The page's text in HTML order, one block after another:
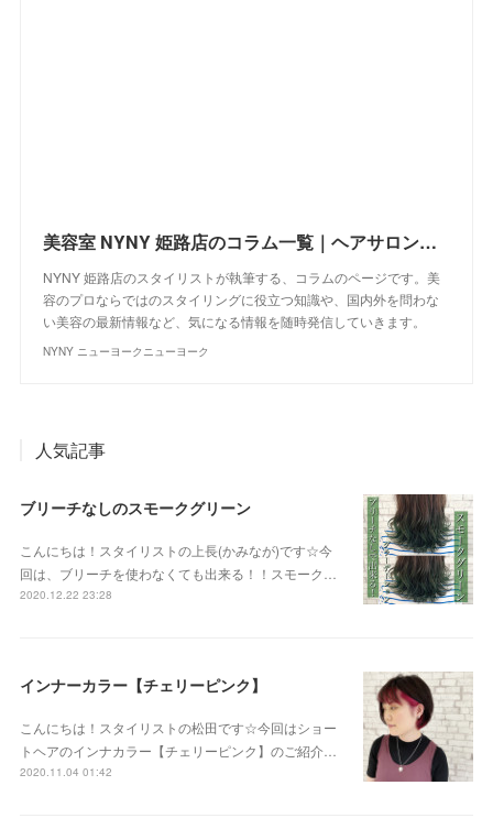
美容室 NYNY 姫路店のコラム一覧｜ヘアサロン・美容院｜ニューヨークニューヨーク
NYNY 姫路店のスタイリストが執筆する、コラムのページです。美
容のプロならではのスタイリングに役立つ知識や、国内外を問わな
い美容の最新情報など、気になる情報を随時発信していきます。
NYNY ニューヨークニューヨーク
人気記事
ブリーチなしのスモークグリーン
こんにちは！スタイリストの上長(かみなが)です☆今
回は、ブリーチを使わなくても出来る！！スモーク…
2020.12.22 23:28
インナーカラー【チェリーピンク】
こんにちは！スタイリストの松田です☆今回はショー
トヘアのインナカラー【チェリーピンク】のご紹介…
2020.11.04 01:42